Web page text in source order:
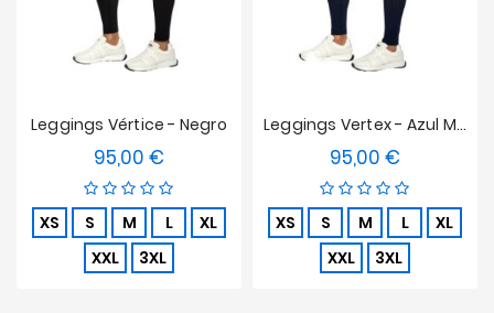
Leggings Vértice - Negro
95,00 €
XS S M L
XL
XXL
3XL
Leggings Vertex - Azul Marino
95,00 €
XS S M L
XL
XXL
3XL